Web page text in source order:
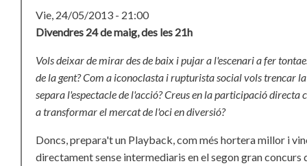
Vie, 24/05/2013 - 21:00
Divendres 24 de maig, des les 21h
Vols deixar de mirar des de baix i pujar a l'escenari a fer
de la gent?Com a iconoclasta i rupturista social vols trencar
separa l'espectacle de l'acció?Creus en la participació directa
a transformar el mercat de l'oci en diversió?
Doncs, prepara't un Playback, com més hortera millor i
directament sense intermediaris en el segon gran concurs